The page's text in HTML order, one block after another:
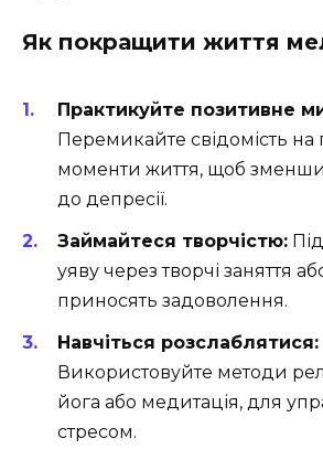
Як покращити життя
Практикуйте позитивне
Перемикайте свідомість на
моменти життя, щоб
до депресії.
Займайтеся творчістю:
уяву через творчі заняття
приносять задоволення.
Навчіться розслаблятися:
Використовуйте методи
йога або медитація, для
стресом.